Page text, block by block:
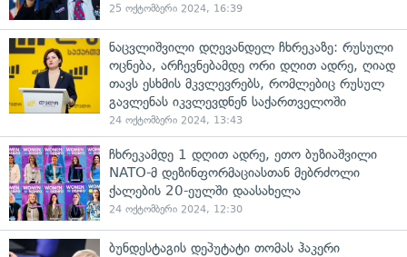
25 ოქტომბერი 2024, 16:39
ნაცვლიშვილი დღევანდელ ჩხრეკაზე: რუსული
ოცნება, არჩევნებამდე ორი დღით ადრე, ღიად
თავს ესხმის მკვლევრებს, რომლებიც რუსულ
გავლენას იკვლევდნენ საქართველოში
24 ოქტომბერი 2024, 13:43
ჩხრეკამდე 1 დღით ადრე, ეთო ბუზიაშვილი
NATO-მ დეზინფორმაციასთან მებრძოლი
ქალების 20-ეულში დაასახელა
24 ოქტომბერი 2024, 12:30
ბუნდესტაგის დეპუტატი თომას ჰაკერი